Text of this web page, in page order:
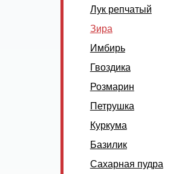
Лук репчатый
Зира
Имбирь
Гвоздика
Розмарин
Петрушка
Куркума
Базилик
Сахарная пудра